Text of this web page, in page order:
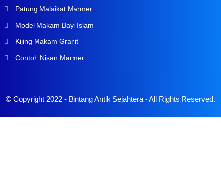
Patung Malaikat Marmer
Model Makam Bayi Islam
Kijing Makam Granit
Contoh Nisan Marmer
© Copyright 2022 - Bintang Antik Sejahtera- All Rights Reserved.